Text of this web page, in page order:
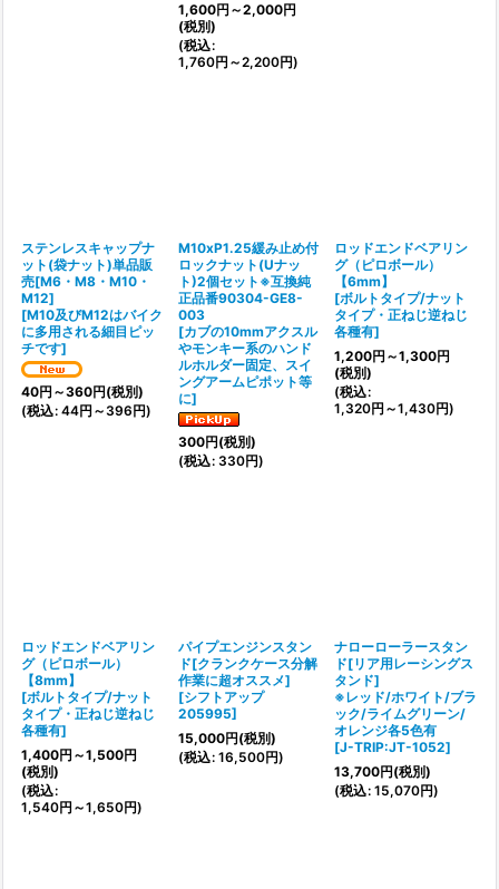
1,600円 ～2,000円
(税別)
(税込:
1,760円 ～2,200円)
ステンレスキャップナ
ット(袋ナット)単品販
売[M6・M8・M10・
M12]
[M10及びM12はバイク
に多用される細目ピッ
チです]
40円 ～360円(税別)
(税込: 44円 ～396円)
M10xP1.25緩み止め付
ロックナット(Uナッ
ト)2個セット※互換純
正品番90304-GE8-
003
[カブの10mmアクスル
やモンキー系のハンド
ルホルダー固定、スイ
ングアームピポット等
に]
300円(税別)
(税込: 330円)
ロッドエンドベアリン
グ（ピロボール）
【6mm】
[ボルトタイプ/ナット
タイプ・正ねじ逆ねじ
各種有]
1,200円 ～1,300円
(税別)
(税込:
1,320円 ～1,430円)
ロッドエンドベアリン
グ（ピロボール）
【8mm】
[ボルトタイプ/ナット
タイプ・正ねじ逆ねじ
各種有]
1,400円 ～1,500円
(税別)
(税込:
1,540円 ～1,650円)
パイプエンジンスタン
ド[クランクケース分解
作業に超オススメ]
[シフトアップ
205995]
15,000円(税別)
(税込: 16,500円)
ナローローラースタン
ド[リア用レーシングス
タンド]
※レッド/ホワイト/ブラ
ック/ライムグリーン/
オレンジ各5色有
[J-TRIP:JT-1052]
13,700円(税別)
(税込: 15,070円)